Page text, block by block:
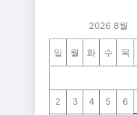
2026 8월
일 월 화 수 목
2 3 4 5 6